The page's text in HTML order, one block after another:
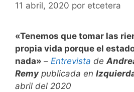
11 abril, 2020 por etcetera
«Tenemos que tomar las
propia vida porque el
nada» – Entrevista de
Remy publicada en
abril del 2020